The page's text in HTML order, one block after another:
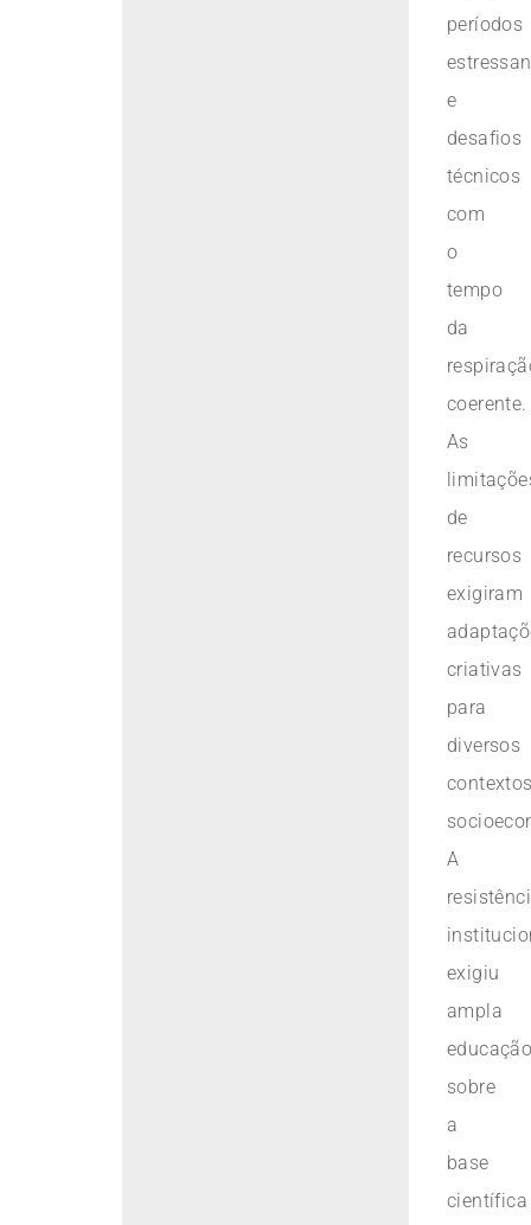
períodos
e
desafios
técnicos
com
o
tempo
da
coerente.
As
de
recursos
exigiram
criativas
para
diversos
A
exigiu
ampla
sobre
a
base
científica